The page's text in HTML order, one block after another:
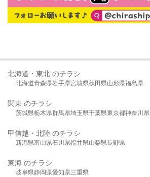
北海道・東北 のチラシ
北海道青森県岩手県宮城県秋田県山形県福島県
関東 のチラシ
茨城県栃木県群馬県埼玉県千葉県東京都神奈川県
甲信越・北陸 のチラシ
新潟県富山県石川県福井県山梨県長野県
東海 のチラシ
岐阜県静岡県愛知県三重県